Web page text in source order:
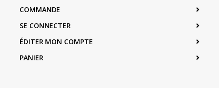
COMMANDE
SE CONNECTER
ÉDITER MON COMPTE
PANIER